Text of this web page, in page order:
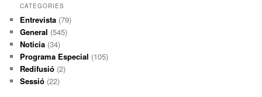
CATEGORIES
Entrevista (79)
General (545)
Noticia (34)
Programa Especial (105)
Redifusió (2)
Sessió (22)